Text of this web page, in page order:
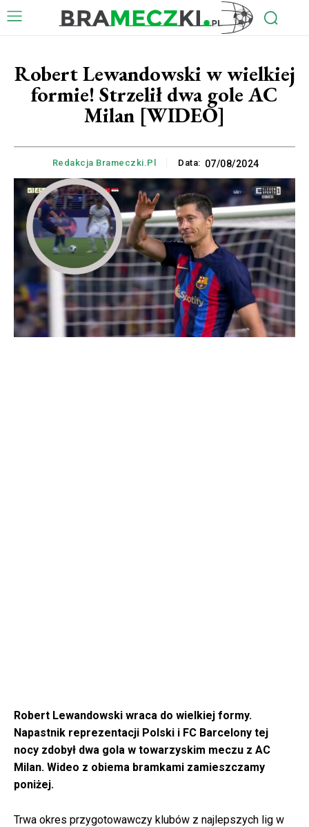
Robert Lewandowski w wielkiej
formie! Strzelił dwa gole AC
Milan [WIDEO]
Redakcja Brameczki.pl Data: 07/08/2024
Robert Lewandowski wraca do wielkiej formy.
Napastnik reprezentacji Polski i FC Barcelony tej
nocy zdobył dwa gola w towarzyskim meczu z AC
Milan. Wideo z obiema bramkami zamieszczamy
poniżej.
Trwa okres przygotowawczy klubów z najlepszych lig w